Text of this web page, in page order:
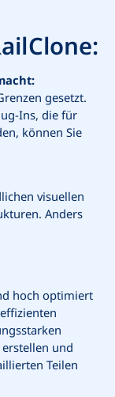
gesetzt.
Ins, die für
können Sie
visuellen
Anders
hoch optimiert
und
Teilen